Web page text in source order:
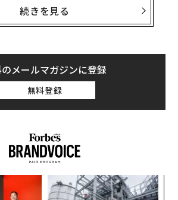
る：彼らは野心を拒絶しているので
の世代が耐えてきたバーンアウトの
な変化が形作られつつある—成長す
こと、そして留まることの意味の再
フェッショナルたちは仕事に無関心
かし彼らは、目的が構築される速度
して、もはやその代償を払おうとは
く、より深く成長する
続きを見る
メールマガジンに登録
無料登録